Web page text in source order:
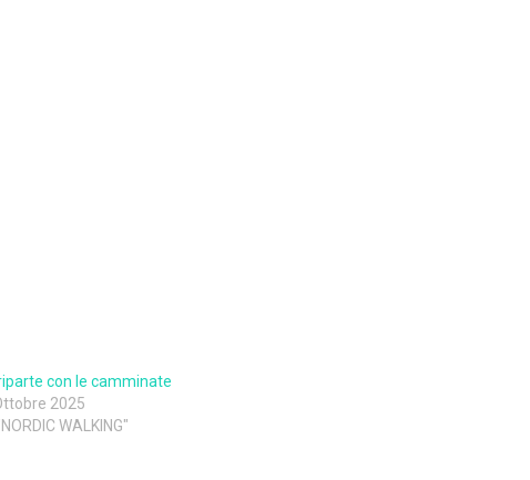
con le camminate
2025
WALKING"